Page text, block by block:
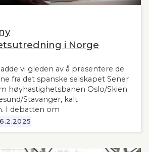
i Norge
vi gleden av å presentere de
fra det spanske selskapet Sener
høyhastighetsbanen Oslo/Skien
Stavanger, kalt
I debatten om
i Norge har man savnet et
grunnlag, siden tidligere,
vil derfor være interessant